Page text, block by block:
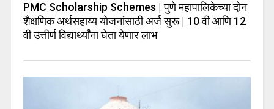
PMC Scholarship Schemes | पुणे महापालिकेच्या दोन
शैक्षणिक अर्थसहाय्य योजनांसाठी अर्ज सुरू | 10 वी आणि 12
वी उत्तीर्ण विद्यार्थ्यांना घेता येणार लाभ